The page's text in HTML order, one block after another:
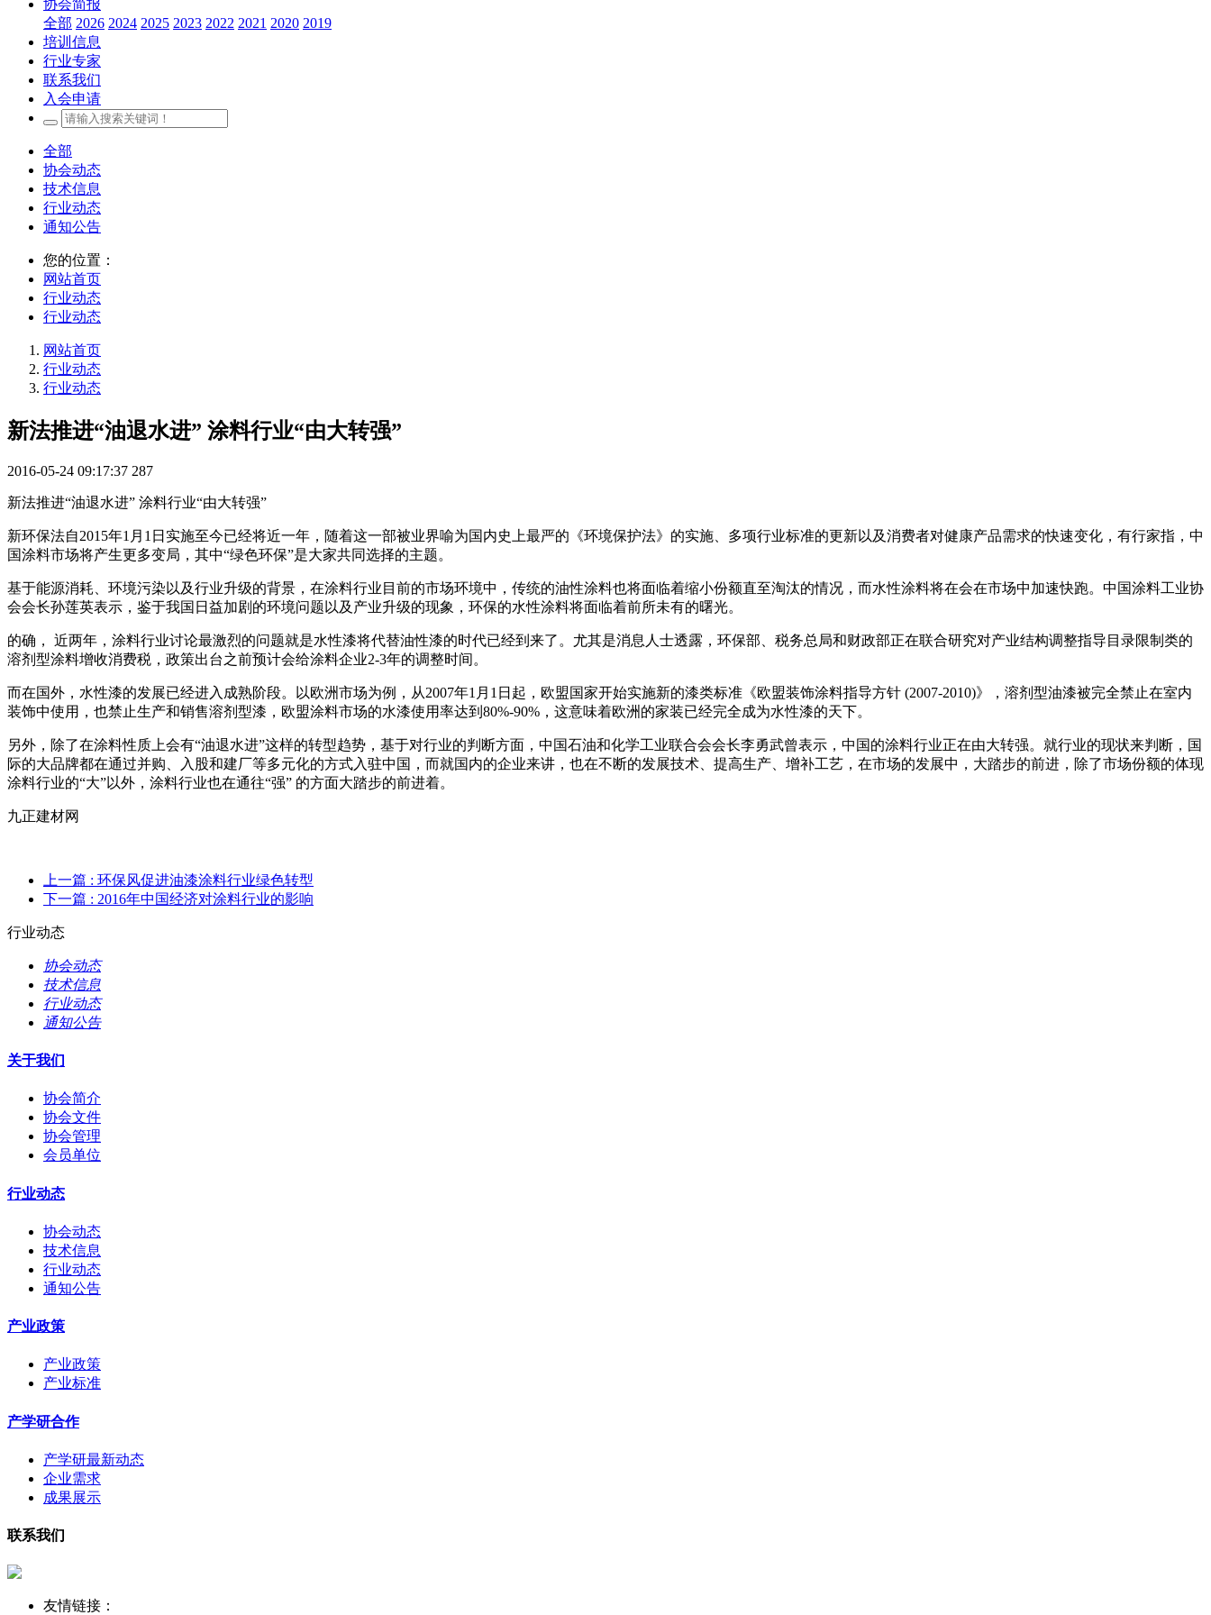
协会简报
全部 2026 2024 2025 2023 2022 2021 2020 2019
培训信息
行业专家
联系我们
入会申请
全部
协会动态
技术信息
行业动态
通知公告
您的位置：
网站首页
行业动态
行业动态
网站首页
行业动态
行业动态
新法推进“油退水进” 涂料行业“由大转强”
2016-05-24 09:17:37 287
新法推进“油退水进” 涂料行业“由大转强”
新环保法自2015年1月1日实施至今已经将近一年，随着这一部被业界喻为国内史上最严的《环境保护法》的实施、多项行业标准的更新以及消费者对健康产品需求的快速变化，有行家指，中
国涂料市场将产生更多变局，其中“绿色环保”是大家共同选择的主题。
基于能源消耗、环境污染以及行业升级的背景，在涂料行业目前的市场环境中，传统的油性涂料也将面临着缩小份额直至淘汰的情况，而水性涂料将在会在市场中加速快跑。中国涂料工业协
会会长孙莲英表示，鉴于我国日益加剧的环境问题以及产业升级的现象，环保的水性涂料将面临着前所未有的曙光。
的确， 近两年，涂料行业讨论最激烈的问题就是水性漆将代替油性漆的时代已经到来了。尤其是消息人士透露，环保部、税务总局和财政部正在联合研究对产业结构调整指导目录限制类的
溶剂型涂料增收消费税，政策出台之前预计会给涂料企业2-3年的调整时间。
而在国外，水性漆的发展已经进入成熟阶段。以欧洲市场为例，从2007年1月1日起，欧盟国家开始实施新的漆类标准《欧盟装饰涂料指导方针 (2007-2010)》，溶剂型油漆被完全禁止在室内
装饰中使用，也禁止生产和销售溶剂型漆，欧盟涂料市场的水漆使用率达到80%-90%，这意味着欧洲的家装已经完全成为水性漆的天下。
另外，除了在涂料性质上会有“油退水进”这样的转型趋势，基于对行业的判断方面，中国石油和化学工业联合会会长李勇武曾表示，中国的涂料行业正在由大转强。就行业的现状来判断，国
际的大品牌都在通过并购、入股和建厂等多元化的方式入驻中国，而就国内的企业来讲，也在不断的发展技术、提高生产、增补工艺，在市场的发展中，大踏步的前进，除了市场份额的体现
涂料行业的“大”以外，涂料行业也在通往“强” 的方面大踏步的前进着。
九正建材网
上一篇 : 环保风促进油漆涂料行业绿色转型
下一篇 : 2016年中国经济对涂料行业的影响
行业动态
协会动态
技术信息
行业动态
通知公告
关于我们
协会简介
协会文件
协会管理
会员单位
行业动态
协会动态
技术信息
行业动态
通知公告
产业政策
产业政策
产业标准
产学研合作
产学研最新动态
企业需求
成果展示
联系我们
友情链接：